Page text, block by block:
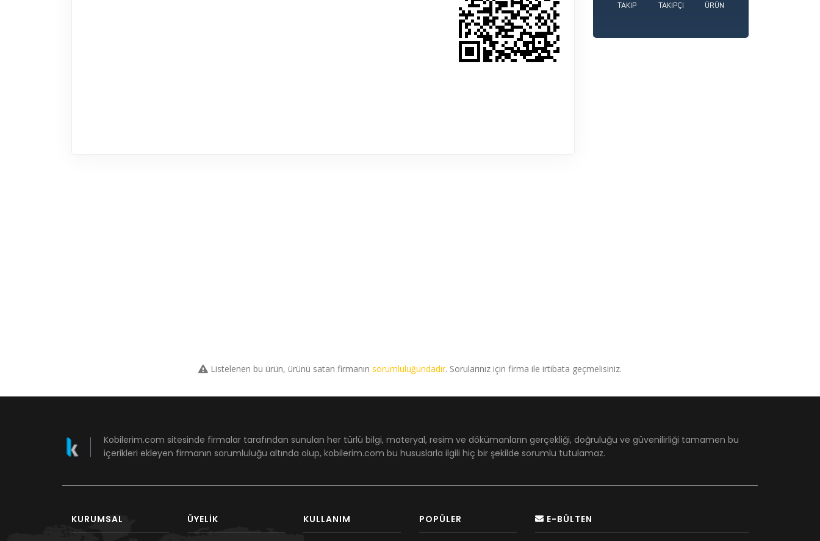
TAKIP TAKIPÇI ÜRÜN
Listelenen bu ürün, ürünü satan firmanın sorumluluğundadır. Sorularınız için firma ile irtibata geçmelisiniz.
Kobilerim.com sitesinde firmalar tarafından sunulan her türlü bilgi, materyal, resim ve dökümanların gerçekliği, doğruluğu ve güvenilirliği tamamen bu
içerikleri ekleyen firmanın sorumluluğu altında olup, kobilerim.com bu hususlarla ilgili hiç bir şekilde sorumlu tutulamaz.
KURUMSAL ÜYELIK KULLANIM POPÜLER E-BÜLTEN